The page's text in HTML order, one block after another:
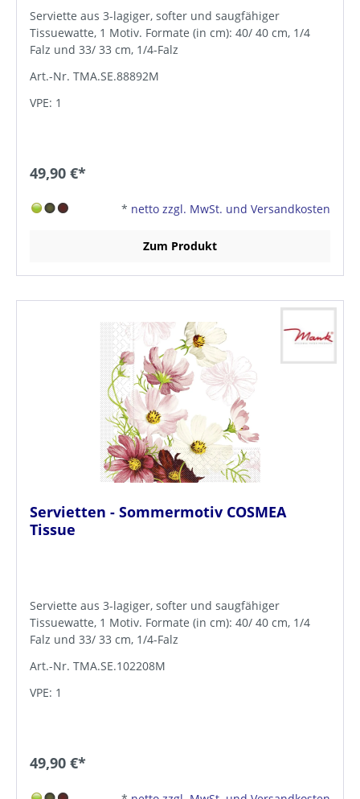
Serviette aus 3-lagiger, softer und saugfähiger
Tissuewatte, 1 Motiv. Formate (in cm): 40/ 40 cm, 1/4
Falz und 33/ 33 cm, 1/4-Falz
Art.-Nr. TMA.SE.88892M
VPE: 1
49,90 €*
* netto zzgl. MwSt. und Versandkosten
Zum Produkt
Servietten - Sommermotiv COSMEA
Tissue
Serviette aus 3-lagiger, softer und saugfähiger
Tissuewatte, 1 Motiv. Formate (in cm): 40/ 40 cm, 1/4
Falz und 33/ 33 cm, 1/4-Falz
Art.-Nr. TMA.SE.102208M
VPE: 1
49,90 €*